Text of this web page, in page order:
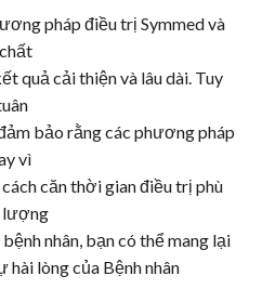
pháp điều trị Symmedvà
quả cải thiện và lâu dài. Tuy
bảo rằng các phương pháp
vì
căn thời gian điều trị phù
lượng
nhân, bạn có thể mang lại
lòng của Bệnh nhân